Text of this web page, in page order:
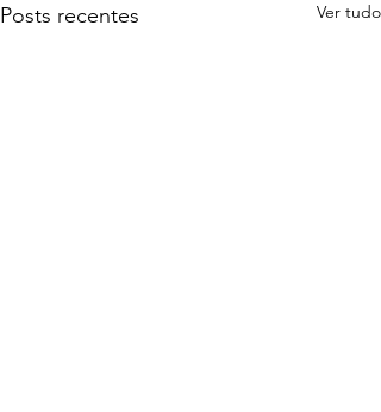
Posts recentes Ver tudo